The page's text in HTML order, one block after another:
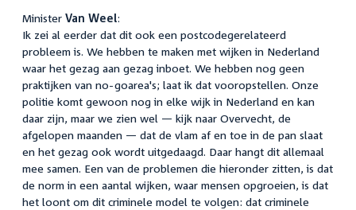
Minister Van Weel:
Ik zei al eerder dat dit ook een postcodegerelateerd
probleem is. We hebben te maken met wijken in Nederland
waar het gezag aan gezag inboet. We hebben nog geen
praktijken van no-goarea's; laat ik dat vooropstellen. Onze
politie komt gewoon nog in elke wijk in Nederland en kan
daar zijn, maar we zien wel — kijk naar Overvecht, de
afgelopen maanden — dat de vlam af en toe in de pan slaat
en het gezag ook wordt uitgedaagd. Daar hangt dit allemaal
mee samen. Een van de problemen die hieronder zitten, is dat
de norm in een aantal wijken, waar mensen opgroeien, is dat
het loont om dit criminele model te volgen: dat criminele